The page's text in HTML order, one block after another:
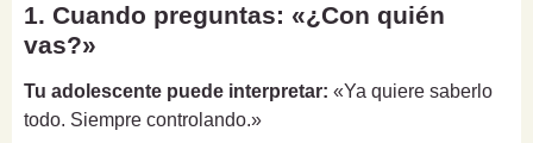
1. Cuando preguntas: «¿Con quién
vas?»
Tu adolescente puede interpretar: «Ya quiere saberlo
todo. Siempre controlando.»